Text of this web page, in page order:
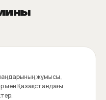
жұмысы,
мен Қазақстандағы